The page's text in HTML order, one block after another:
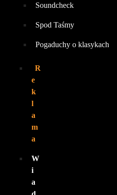
Soundcheck
Spod Taśmy
Pogaduchy o klasykach
R
e
k
l
a
m
a
W
i
a